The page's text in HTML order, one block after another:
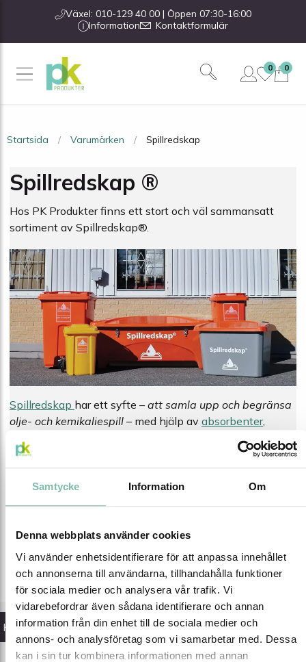
Samtycke Information Om
Denna webbplats använder cookies
Vi använder enhetsidentifierare för att anpassa innehållet
och annonserna till användarna, tillhandahålla funktioner
för sociala medier och analysera vår trafik. Vi
vidarebefordrar även sådana identifierare och annan
information från din enhet till de sociala medier och
annons- och analysföretag som vi samarbetar med. Dessa
kan i sin tur kombinera informationen med annan
Växel: 010-129 40 00 | Öppen 07:30-16:00
Information
Kontaktformulär
0
0
Startsida Varumärken Spillredskap
Spillredskap ®
Hos PK Produkter finns ett stort och väl sammansatt
sortiment av Spillredskap®.
Spillredskap har ett syfte – att samla upp och begränsa
olje- och kemikaliespill – med hjälp av absorbenter,
uppsamlingskar
Våra
ger en tydlig
vägledning var spillredskapen förvaras på företaget.
Brunnstätning
Länsor
Granulat
Kategorier